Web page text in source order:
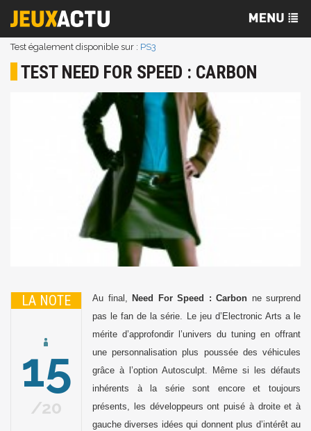
Test également disponible sur : PS3
TEST NEED FOR SPEED : CARBON
LA NOTE
15
20
Au final, Need For Speed : Carbon ne surprend
pas le fan de la série. Le jeu d’Electronic Arts a le
mérite d’approfondir l’univers du tuning en offrant
une personnalisation plus poussée des véhicules
grâce à l’option Autosculpt. Même si les défauts
inhérents à la série sont encore et toujours
présents, les développeurs ont puisé à droite et à
gauche diverses idées qui donnent plus d’intérêt au